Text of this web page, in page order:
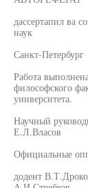
дассертапил ва
наук
Санкт-Петербург
Работа
философского
университета.
Научный
Е.Л.Власов
Официальные
додент